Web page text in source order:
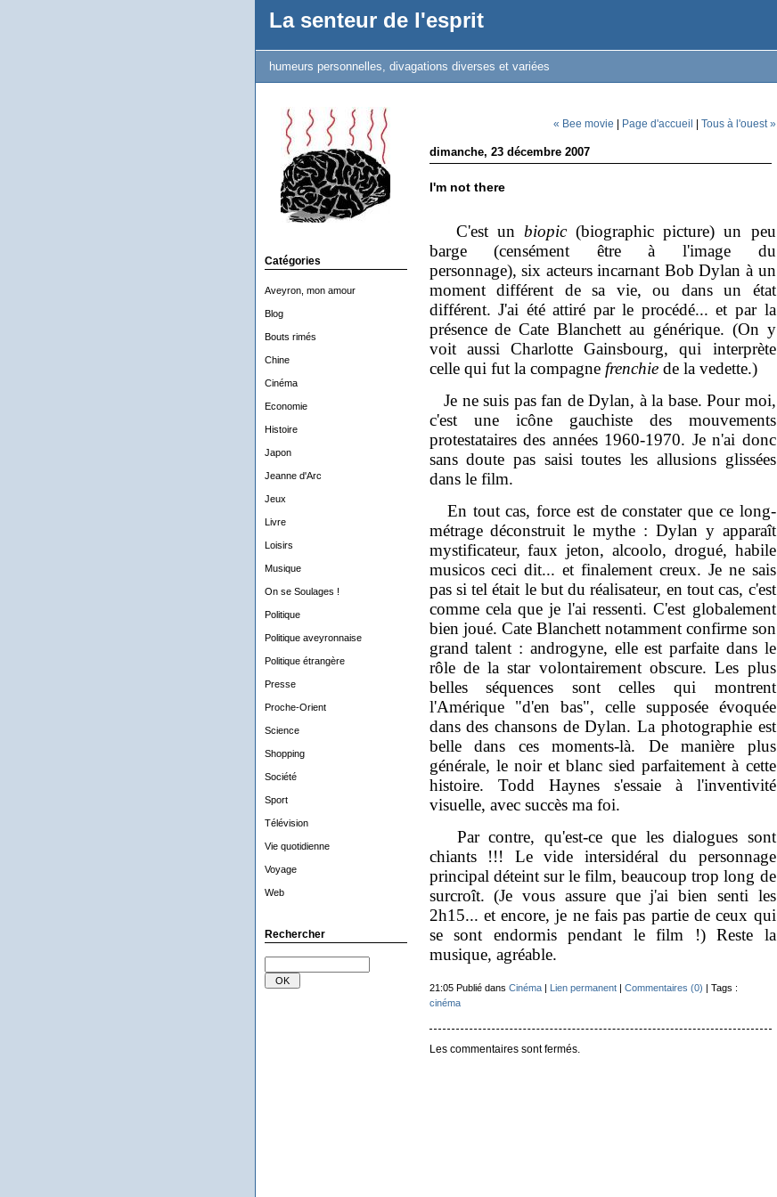
La senteur de l'esprit
humeurs personnelles, divagations diverses et variées
Catégories
Aveyron, mon amour
Blog
Bouts rimés
Chine
Cinéma
Economie
Histoire
Japon
Jeanne d'Arc
Jeux
Livre
Loisirs
Musique
On se Soulages !
Politique
Politique aveyronnaise
Politique étrangère
Presse
Proche-Orient
Science
Shopping
Société
Sport
Télévision
Vie quotidienne
Voyage
Web
Rechercher
« Bee movie | Page d'accueil | Tous à l'ouest »
dimanche, 23 décembre 2007
I'm not there
C'est unbiopic(biographic picture) un peu
barge (censément être à l'image du
personnage), six acteurs incarnant Bob Dylan à un
moment différent de sa vie, ou dans un état
différent. J'ai été attiré par le procédé... et par la
présence de Cate Blanchett au générique. (On y
voit aussi Charlotte Gainsbourg, qui interprète
celle qui fut la compagne frenchiede la vedette.)
Je ne suis pas fan de Dylan, à la base. Pour moi,
c'est une icône gauchiste des mouvements
protestataires des années 1960-1970. Je n'ai donc
sans doute pas saisi toutes les allusions glissées
dans le film.
En tout cas, force est de constater que ce long-
métrage déconstruit le mythe : Dylan y apparaît
mystificateur, faux jeton, alcoolo, drogué, habile
musicos ceci dit... et finalement creux. Je ne sais
pas si tel était le but du réalisateur, en tout cas, c'est
comme cela que je l'ai ressenti. C'est globalement
bien joué. Cate Blanchett notamment confirme son
grand talent : androgyne, elle est parfaite dans le
rôle de la star volontairement obscure. Les plus
belles séquences sont celles qui montrent
l'Amérique "d'en bas", celle supposée évoquée
dans des chansons de Dylan. La photographie est
belle dans ces moments-là. De manière plus
générale, le noir et blanc sied parfaitement à cette
histoire. Todd Haynes s'essaie à l'inventivité
visuelle, avec succès ma foi.
Par contre, qu'est-ce que les dialogues sont
chiants !!! Le vide intersidéral du personnage
principal déteint sur le film, beaucoup trop long de
surcroît. (Je vous assure que j'ai bien senti les
2h15... et encore, je ne fais pas partie de ceux qui
se sont endormis pendant le film !) Reste la
musique, agréable.
21:05 Publié dans Cinéma| Lien permanent| Commentaires (0) | Tags :
cinéma
Les commentaires sont fermés.